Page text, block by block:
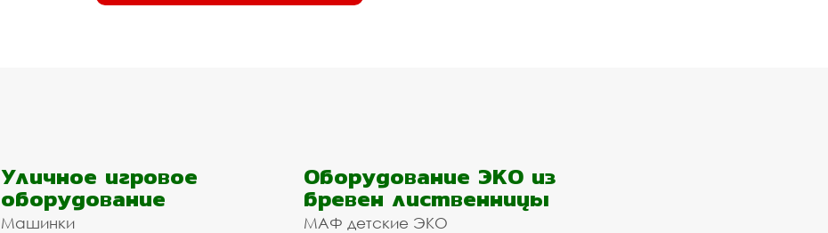
Уличное игровое
оборудование
Машинки
Оборудование ЭКО из
бревен лиственницы
МАФ детские ЭКО